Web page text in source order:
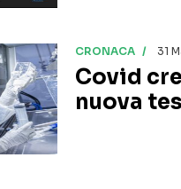
CRONACA 31
Covid
nuova